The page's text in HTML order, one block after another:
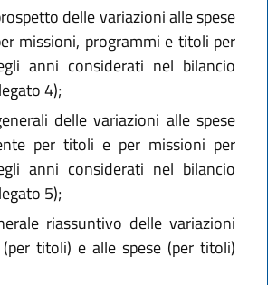
delle variazioni alle spese
missioni, programmi e titoli per
anni considerati nel bilancio
4);
delle variazioni alle spese
per titoli e per missioni per
anni considerati nel bilancio
5);
riassuntivo delle variazioni
titoli) e alle spese (per titoli)